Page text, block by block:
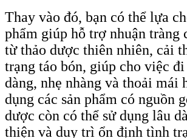
Thay vào đó, bạn có thể lựa
phẩm giúp hỗ trợ nhuận tràng
từ thảo dược thiên nhiên, cải
trạng táo bón, giúp cho việc
dàng, nhẹ nhàng và thoải mái
dụng các sản phẩm có nguồn
dược còn có thể sử dụng lâu
thiện và duy trì ổn định tình